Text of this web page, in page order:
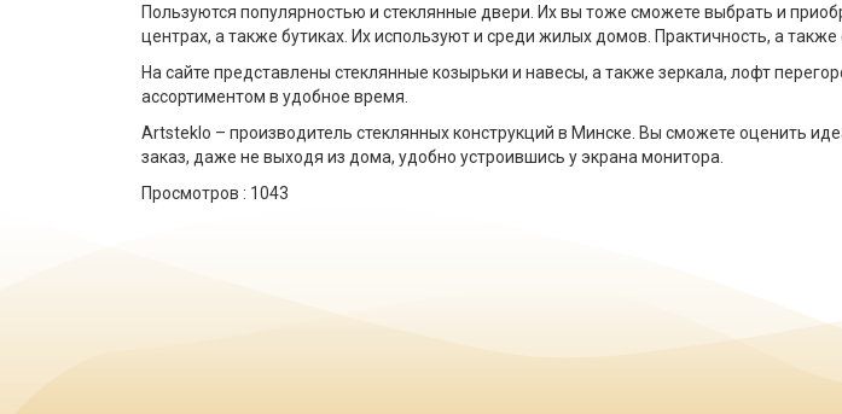
Пользуются популярностью и стеклянные двери. Их вы тоже сможете выбрать и
центрах, а также бутиках. Их используют и среди жилых домов. Практичность, а
На сайте представлены стеклянные козырьки и навесы, а также зеркала, лофт
ассортиментом в удобное время. ⠀
Artsteklo – производитель стеклянных конструкций в Минске. Вы сможете оценить
заказ, даже не выходя из дома, удобно устроившись у экрана монитора.
Просмотров : 1043